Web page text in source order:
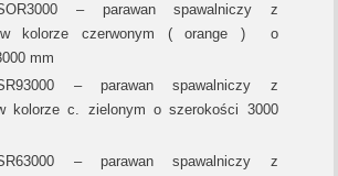
– parawan spawalniczy z
w kolorze czerwonym ( orange ) o
mm
– parawan spawalniczy z
kolorze c. zielonym o szerokości 3000
– parawan spawalniczy z